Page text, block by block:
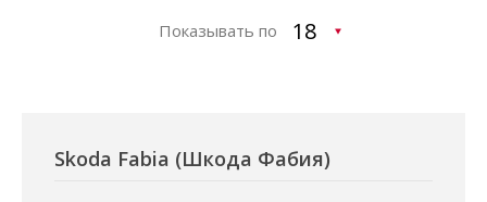
Показывать по
Skoda Fabia (Шкода Фабия)